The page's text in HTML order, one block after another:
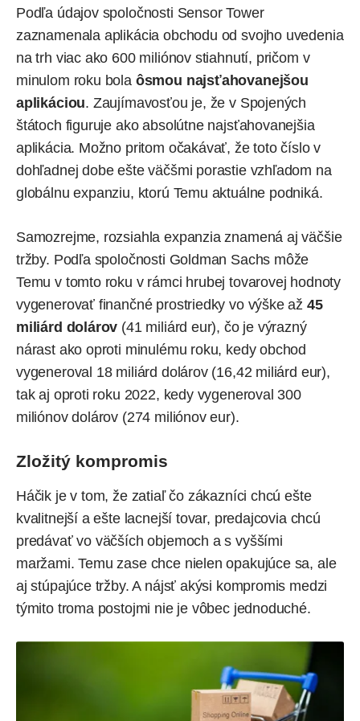
Podľa údajov spoločnosti Sensor Tower
zaznamenala aplikácia obchodu od svojho uvedenia
na trh viac ako 600 miliónov stiahnutí, pričom v
minulom roku bolaôsmou najsťahovanejšou
aplikáciou. Zaujímavosťou je, že v Spojených
štátoch figuruje ako absolútne najsťahovanejšia
aplikácia. Možno pritom očakávať, že toto číslo v
dohľadnej dobe ešte väčšmi porastie vzhľadom na
globálnu expanziu, ktorú Temu aktuálne podniká.
Samozrejme, rozsiahla expanzia znamená aj väčšie
tržby. Podľa spoločnosti Goldman Sachs môže
Temu v tomto roku v rámci hrubej tovarovej hodnoty
vygenerovať finančné prostriedky vo výške až 45
miliárd dolárov (41 miliárd eur), čo je výrazný
nárast ako oproti minulému roku, kedy obchod
vygeneroval 18 miliárd dolárov (16,42 miliárd eur),
tak aj oproti roku 2022, kedy vygeneroval 300
miliónov dolárov (274 miliónov eur).
Zložitý kompromis
Háčik je v tom, že zatiaľ čo zákazníci chcú ešte
kvalitnejší a ešte lacnejší tovar, predajcovia chcú
predávať vo väčších objemoch a s vyššími
maržami. Temu zase chce nielen opakujúce sa, ale
aj stúpajúce tržby. A nájsť akýsi kompromis medzi
týmito troma postojmi nie je vôbec jednoduché.